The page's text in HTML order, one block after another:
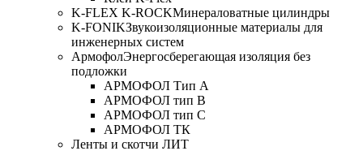
K-FLEX K-ROCKМинераловатные цилиндры
K-FONIKЗвукоизоляционные материалы для
инженерных систем
АрмофолЭнергосберегающая изоляция без
подложки
АРМОФОЛ Тип А
АРМОФОЛ тип В
АРМОФОЛ тип C
АРМОФОЛ ТК
Ленты и скотчи ЛИТ